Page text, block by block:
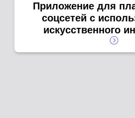
Приложение для
соцсетей с
искусственного